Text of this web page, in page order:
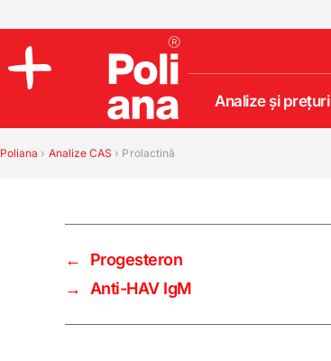
Analize
Analize şi preţuri
Poliana › Analize CAS › Prolactină
←
Progesteron
→
Anti-HAV IgM